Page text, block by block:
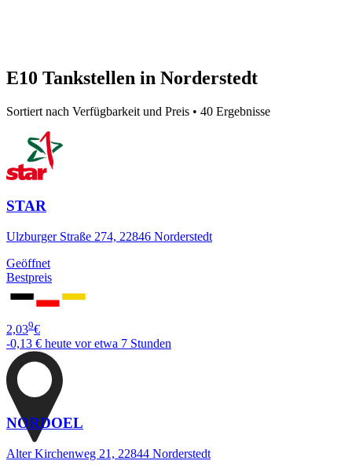
E10 Tankstellen in Norderstedt
Sortiert nach Verfügbarkeit und Preis • 40 Ergebnisse
STAR
Ulzburger Straße 274, 22846 Norderstedt
Geöffnet
Bestpreis
2,039€
-0,13 € heute vor etwa 7 Stunden
NORDOEL
Alter Kirchenweg 21, 22844 Norderstedt